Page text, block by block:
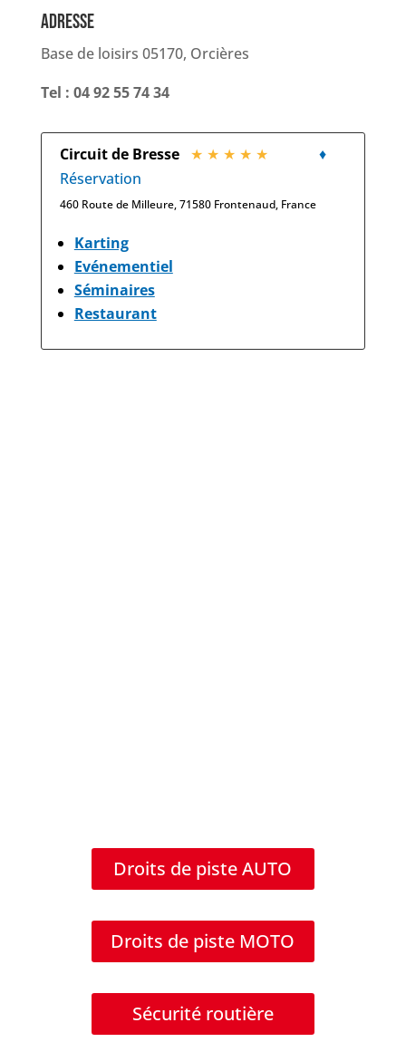
ADRESSE
Base de loisirs 05170, Orcières
Tel : 04 92 55 74 34
Circuit de Bresse ★ ★ ★ ★ ★
♦
Réservation
460 Route de Milleure, 71580 Frontenaud, France
Karting
Evénementiel
Séminaires
Restaurant
Droits de piste AUTO
Droits de piste MOTO
Sécurité routière